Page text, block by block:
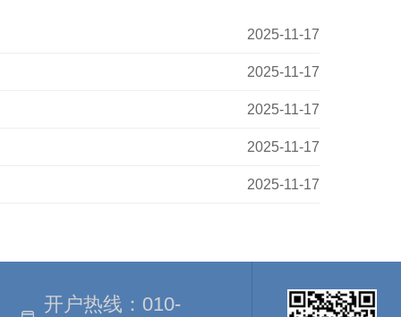
2025-11-17
2025-11-17
2025-11-17
2025-11-17
2025-11-17
开户热线： 010-